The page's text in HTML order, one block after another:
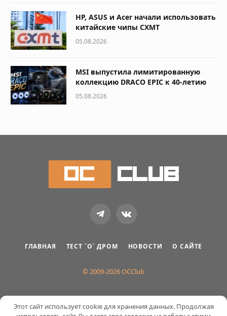
HP, ASUS и Acer начали использовать
китайские чипы CXMT
05.08.2026
MSI выпустила лимитированную
коллекцию DRACO EPIC к 40-летию
05.08.2026
TelegramVKontakte
ГЛАВНАЯ ТЕСТ `О` ДРОМ НОВОСТИ О САЙТЕ
© 2009-2026 OCClub
Этот сайт использует cookie для хранения данных. Продолжая